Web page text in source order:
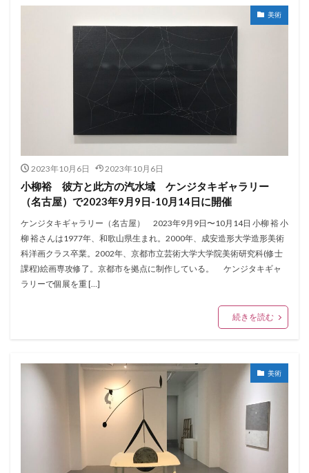
美術
2023年10月6日 2023年10月6日
小柳裕 彼方と此方の汽水域 ケンジタキギャラリー
（名古屋）で2023年9月9日-10月14日に開催
ケンジタキギャラリー（名古屋） 2023年9月9日〜10月14日 小柳 裕 小
柳 裕さんは1977年、和歌山県生まれ。2000年、成安造形大学造形美術
科洋画クラス卒業。2002年、京都市立芸術大学大学院美術研究科(修士
課程)絵画専攻修了。京都市を拠点に制作している。 ケンジタキギャ
ラリーで個展を重 […]
続きを読む
美術